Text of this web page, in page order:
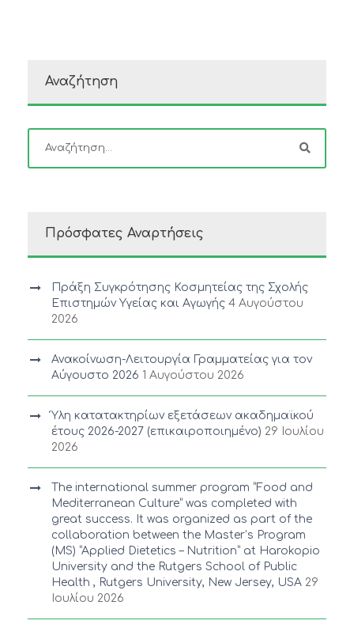
Αναζήτηση
Πρόσφατες Αναρτήσεις
Πράξη Συγκρότησης Κοσμητείας της Σχολής
Επιστημών Υγείας και Αγωγής 4 Αυγούστου
2026
Ανακοίνωση-Λειτουργία Γραμματείας για τον
Αύγουστο 2026 1 Αυγούστου 2026
Ύλη κατατακτηρίων εξετάσεων ακαδημαϊκού
έτους 2026-2027 (επικαιροποιημένο) 29 Ιουλίου
2026
The international summer program “Food and
Mediterranean Culture” was completed with
great success. It was organized as part of the
collaboration between the Master’s Program
(MS) “Applied Dietetics – Nutrition” at Harokopio
University and the Rutgers School of Public
Health , Rutgers University, New Jersey, USA 29
Ιουλίου 2026